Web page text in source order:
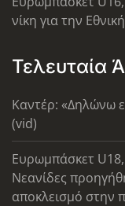
νίκη για την
Τελευταία
Καντέρ: «Δηλώνω
(vid)
Ευρωμπάσκετ
Νεανίδες
αποκλεισμό στην